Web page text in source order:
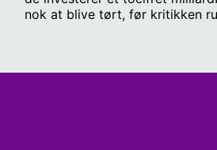
nok at blive tørt, før kritikken
medarbejderne til det?